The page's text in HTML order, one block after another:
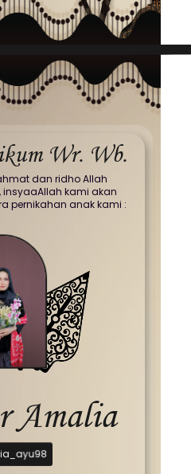
Wr. Wb.
dan ridho Allah
insyaaAllah kami akan
pernikahan anak kami :
Amalia